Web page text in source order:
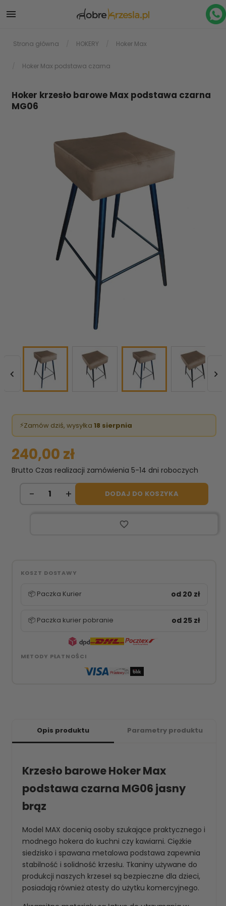

Strona główna HOKERY Hoker Max
Hoker Max podstawa czarna
Hoker krzesło barowe Max podstawa czarna
MG06
 
⚡Zamów dziś, wysyłka 18 sierpnia
240,00 zł
Brutto Czas realizacji zamówienia 5-14 dni roboczych
DODAJ DO KOSZYKA
favorite_border
KOSZT DOSTAWY
📦 Paczka Kurier od 20 zł
📦 Paczka kurier pobranie od 25 zł
METODY PŁATNOŚCI
Opis produktu Parametry produktu
Krzesło barowe Hoker Max
podstawa czarna MG06 jasny
brąz
Model MAX docenią osoby szukające praktycznego i
modnego hokera do kuchni czy kawiarni. Ciężkie
siedzisko i spawana metalowa podstawa zapewnia
stabilność i solidność krzesłu. Tkaniny używane do
produkcji naszych krzeseł są bezpieczne dla dzieci,
posiadają również atesty do użytku komercyjnego.